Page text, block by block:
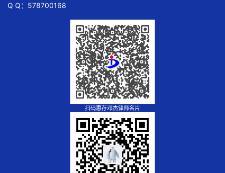
Q Q：578700168
扫码惠存邓杰律师名片